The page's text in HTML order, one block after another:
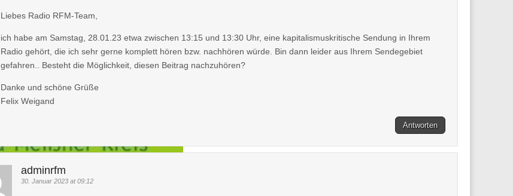
Liebes Radio RFM-Team,
ich habe am Samstag, 28.01.23 etwa zwischen 13:15 und 13:30 Uhr, eine kapitalismuskritische Sendung in Ihrem
Radio gehört, die ich sehr gerne komplett hören bzw. nachhören würde. Bin dann leider aus Ihrem Sendegebiet
gefahren.. Besteht die Möglichkeit, diesen Beitrag nachzuhören?
Danke und schöne Grüße
Felix Weigand
Antworten
adminrfm
30. Januar 2023 at 09:12